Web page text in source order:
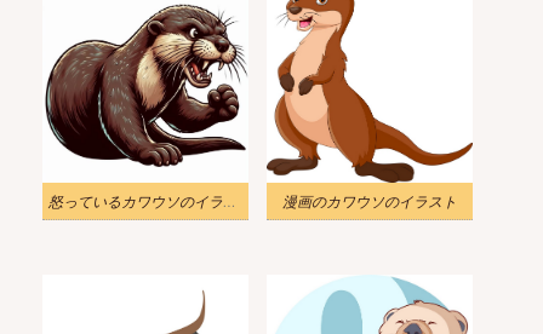
怒っているカワウソのイラスト 漫画のカワウソのイラスト